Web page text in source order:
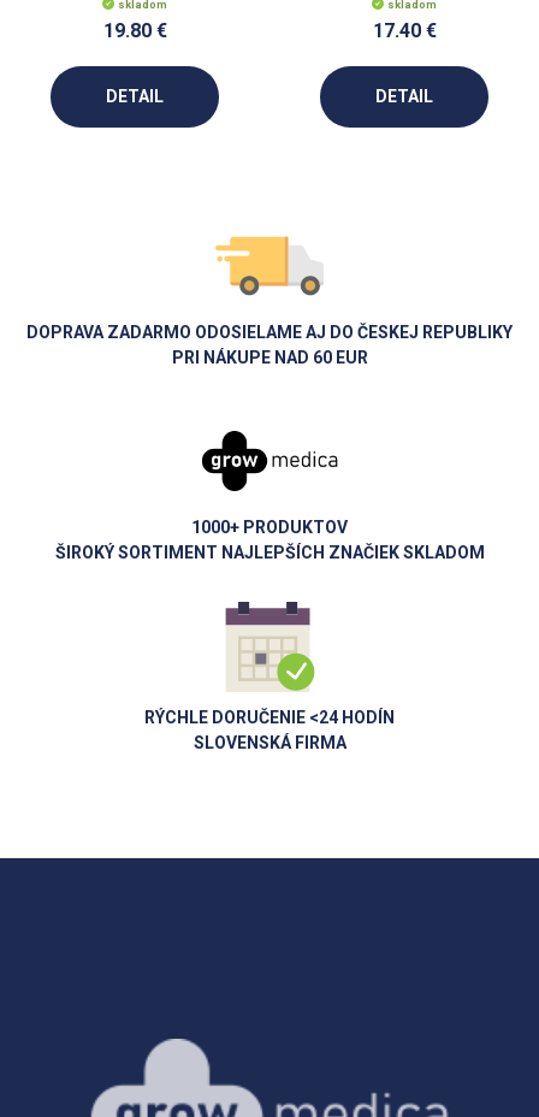
skladom
19.80 €
DETAIL
skladom
17.40 €
DETAIL
DOPRAVA ZADARMO ODOSIELAME AJ DO ČESKEJ REPUBLIKY
PRI NÁKUPE NAD 60 EUR
1000+ PRODUKTOV
ŠIROKÝ SORTIMENT NAJLEPŠÍCH ZNAČIEK SKLADOM
RÝCHLE DORUČENIE <24 HODÍN
SLOVENSKÁ FIRMA